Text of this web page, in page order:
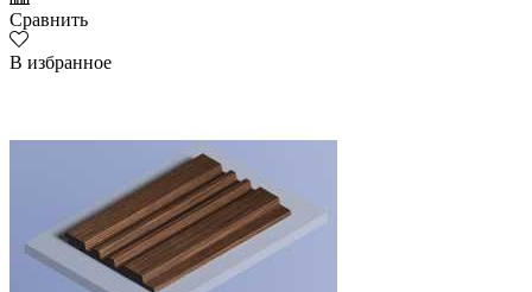
Сравнить
В избранное